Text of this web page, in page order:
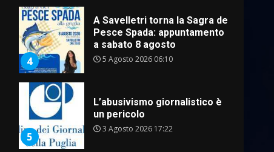
4
A Savelletri torna la Sagra del
Pesce Spada: appuntamento
a sabato 8 agosto
5 Agosto 2026 06:10
5
L’abusivismo giornalistico è
un pericolo
3 Agosto 2026 17:22